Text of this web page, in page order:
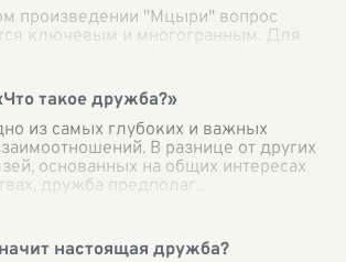
произведении "Мцыри" вопрос
ключевым и многогранным. Для
юного монахини Мцыри, свобода
полноценной жизни, напол
такое дружба?»
из самых глубоких и важных
В разнице от других
основанных на общих интересах
дружба предполаг
настоящая дружба?